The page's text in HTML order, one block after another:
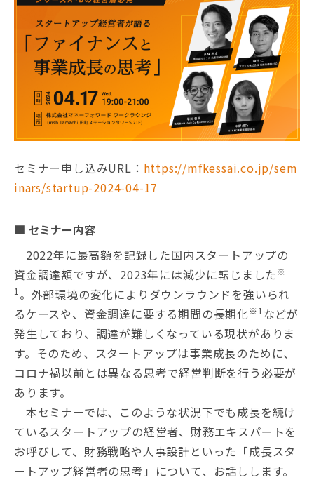
セミナー申し込みURL： https://mfkessai.co.jp/sem
inars/startup-2024-04-17
■ セミナー内容
2022年に最高額を記録した国内スタートアップの
資金調達額ですが、2023年には減少に転じました※
1 。外部環境の変化によりダウンラウンドを強いられ
るケースや、資金調達に要する期間の長期化※1 などが
発生しており、調達が難しくなっている現状がありま
す。そのため、スタートアップは事業成長のために、
コロナ禍以前とは異なる思考で経営判断を行う必要が
あります。
本セミナーでは、このような状況下でも成長を続け
ているスタートアップの経営者、財務エキスパートを
お呼びして、財務戦略や人事設計といった「成長スタ
ートアップ経営者の思考」について、お話しします。